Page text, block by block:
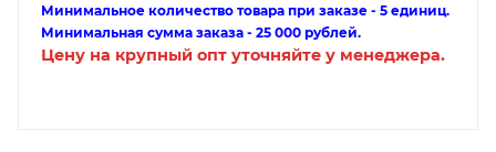
Минимальное количество товара при заказе - 5 единиц.
Минимальная сумма заказа - 25 000 рублей.
Цену на крупный опт уточняйте у менеджера.